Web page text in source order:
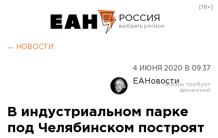
РОССИЯ
Оренбург
[18+]
← НОВОСТИ
4 ИЮНЯ 2020 В 09:37
ЕАНовости
В индустриальном парке
под Челябинском построят